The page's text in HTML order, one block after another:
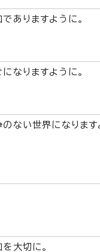
ありますように。
なりますように。
のない世界になります
大切に。